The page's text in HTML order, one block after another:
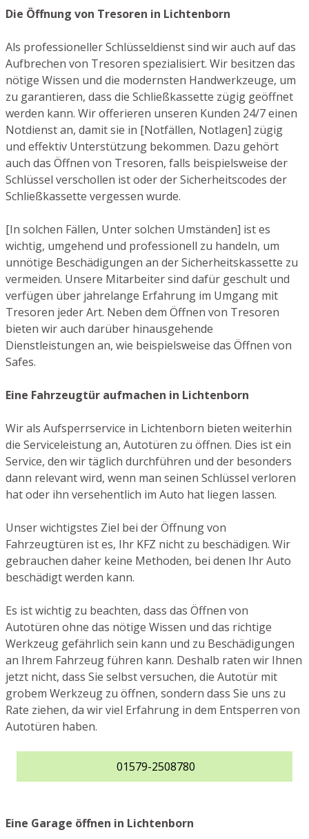
Die Öffnung von Tresoren in Lichtenborn
Als professioneller Schlüsseldienst sind wir auch auf das
Aufbrechen von Tresoren spezialisiert. Wir besitzen das
nötige Wissen und die modernsten Handwerkzeuge, um
zu garantieren, dass die Schließkassette zügig geöffnet
werden kann. Wir offerieren unseren Kunden 24/7 einen
Notdienst an, damit sie in [Notfällen, Notlagen] zügig
und effektiv Unterstützung bekommen. Dazu gehört
auch das Öffnen von Tresoren, falls beispielsweise der
Schlüssel verschollen ist oder der Sicherheitscodes der
Schließkassette vergessen wurde.
[In solchen Fällen, Unter solchen Umständen] ist es
wichtig, umgehend und professionell zu handeln, um
unnötige Beschädigungen an der Sicherheitskassette zu
vermeiden. Unsere Mitarbeiter sind dafür geschult und
verfügen über jahrelange Erfahrung im Umgang mit
Tresoren jeder Art. Neben dem Öffnen von Tresoren
bieten wir auch darüber hinausgehende
Dienstleistungen an, wie beispielsweise das Öffnen von
Safes.
Eine Fahrzeugtür aufmachen in Lichtenborn
Wir als Aufsperrservice in Lichtenborn bieten weiterhin
die Serviceleistung an, Autotüren zu öffnen. Dies ist ein
Service, den wir täglich durchführen und der besonders
dann relevant wird, wenn man seinen Schlüssel verloren
hat oder ihn versehentlich im Auto hat liegen lassen.
Unser wichtigstes Ziel bei der Öffnung von
Fahrzeugtüren ist es, Ihr KFZ nicht zu beschädigen. Wir
gebrauchen daher keine Methoden, bei denen Ihr Auto
beschädigt werden kann.
Es ist wichtig zu beachten, dass das Öffnen von
Autotüren ohne das nötige Wissen und das richtige
Werkzeug gefährlich sein kann und zu Beschädigungen
an Ihrem Fahrzeug führen kann. Deshalb raten wir Ihnen
jetzt nicht, dass Sie selbst versuchen, die Autotür mit
grobem Werkzeug zu öffnen, sondern dass Sie uns zu
Rate ziehen, da wir viel Erfahrung in dem Entsperren von
Autotüren haben.
01579-2508780
Eine Garage öffnen in Lichtenborn